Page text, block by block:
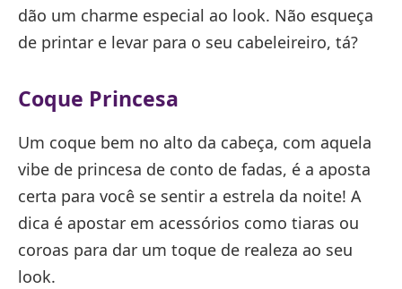
dão um charme especial ao look. Não esqueça
de printar e levar para o seu cabeleireiro, tá?
Coque Princesa
Um coque bem no alto da cabeça, com aquela
vibe de princesa de conto de fadas, é a aposta
certa para você se sentir a estrela da noite! A
dica é apostar em acessórios como tiaras ou
coroas para dar um toque de realeza ao seu
look.